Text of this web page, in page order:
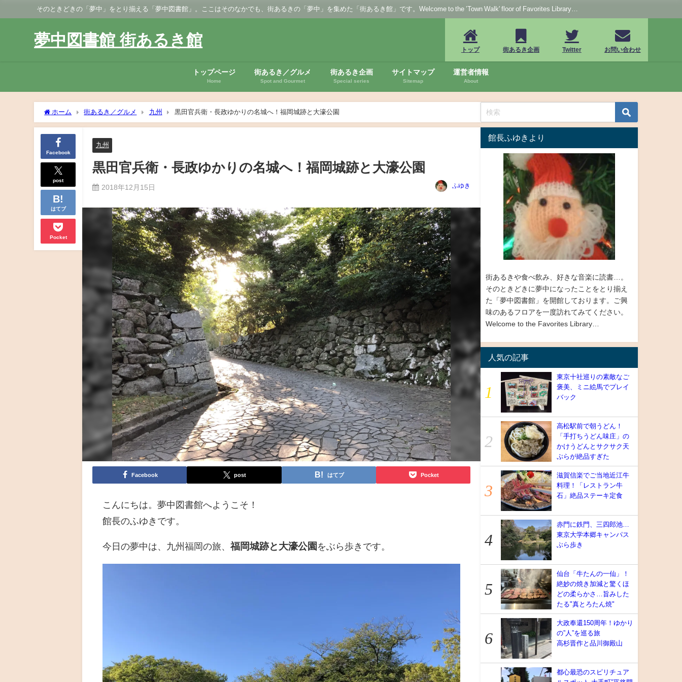
そのときどきの「夢中」をとり揃える「夢中図書館」。ここはそのなかでも、街あるきの「夢中」を集めた「街あるき館」です。Welcome to the ’Town Walk' floor of Favorites Library…
夢中図書館 街あるき館
トップ 街あるき企画 Twitter お問い合わせ
トップページ
Home
街あるき／グルメ
Spot and Gourmet
街あるき企画
Special series
サイトマップ
Sitemap
運営者情報
About
ホーム 街あるき／グルメ 九州 黒田官兵衛・長政ゆかりの名城へ！福岡城跡と大濠公園
Facebook
post
はてブ
Pocket
九州
黒田官兵衛・長政ゆかりの名城へ！福岡城跡と大濠公園
2018年12月15日 ふゆき
Facebook post はてブ Pocket
こんにちは。夢中図書館へようこそ！
館長のふゆきです。
今日の夢中は、九州福岡の旅、福岡城跡と大濠公園 をぶら歩きです。
館長ふゆきより
街あるきや食べ飲み、好きな音楽に読書…。
そのときどきに夢中になったことをとり揃え
た「夢中図書館」を開館しております。ご興
味のあるフロアを一度訪れてみてください。
Welcome to the Favorites Library…
人気の記事
東京十社巡りの素敵なご
褒美、ミニ絵馬でプレイ
バック
高松駅前で朝うどん！
「手打ちうどん味庄」の
かけうどんとサクサク天
ぷらが絶品すぎた
滋賀信楽でご当地近江牛
料理！「レストラン牛
石」絶品ステーキ定食
赤門に鉄門、三四郎池…
東京大学本郷キャンパス
ぶら歩き
仙台「牛たんの一仙」！
絶妙の焼き加減と驚くほ
どの柔らかさ…旨みした
たる"真とろたん焼"
大政奉還150周年！ゆかり
の”人”を巡る旅
高杉晋作と品川御殿山
都心最恐のスピリチュア